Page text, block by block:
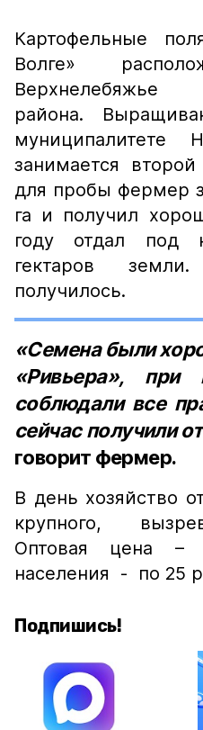
Картофельные
Волге»
Верхнелебяжье
района.
муниципалитете
занимается
для пробы фермер
га и получил
году отдал под
гектаров
получилось.
«Семена были
«Ривьера»,
соблюдали все
сейчас получили
говорит фермер.
В день хозяйство
крупного,
Оптовая цена –
населения - по 25
Подпишись!